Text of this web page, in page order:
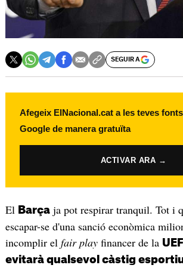
SEGUIR A
Afegeix ElNacional.cat a les teves
Google de manera gratuïta
ACTIVAR ARA →
El Barçaja pot respirar tranquil. Tot i
escapar-se d'una sanció econòmica
incomplir elfair play financer de la
evitarà qualsevol càstig